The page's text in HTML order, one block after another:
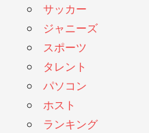
サッカー
ジャニーズ
スポーツ
タレント
パソコン
ホスト
ランキング